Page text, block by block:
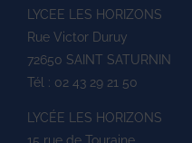
LYCEE LES HORIZONS
Rue Victor Duruy
72650 SAINT SATURNIN
Tél : 02 43 29 21 50
LYCÉE LES HORIZONS